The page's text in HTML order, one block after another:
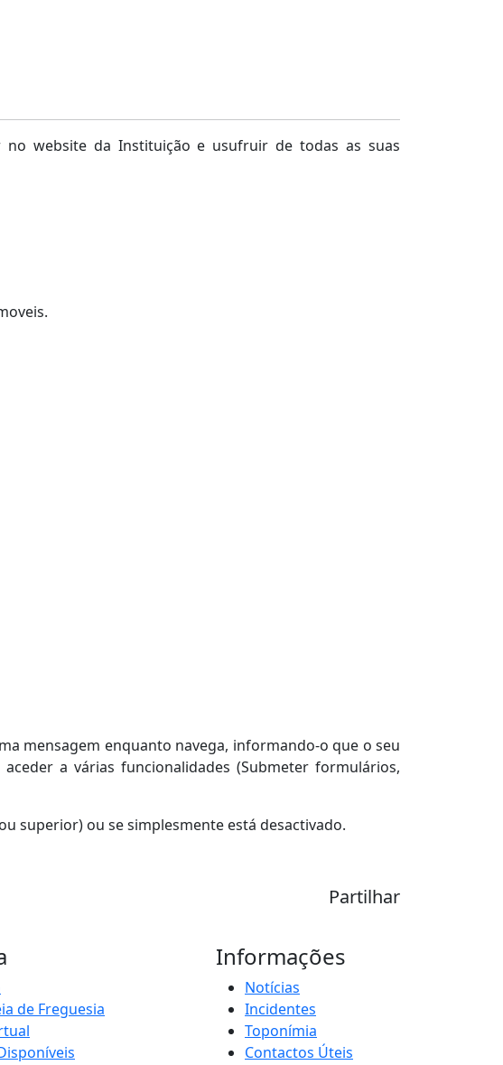
website da Instituição e usufruir de todas as suas
mensagem enquanto navega, informando-o que o seu
a várias funcionalidades (Submeter formulários,
superior) ou se simplesmente está desactivado.
Partilhar
de Freguesia
Informações
Notícias
Incidentes
Toponímia
Contactos Úteis